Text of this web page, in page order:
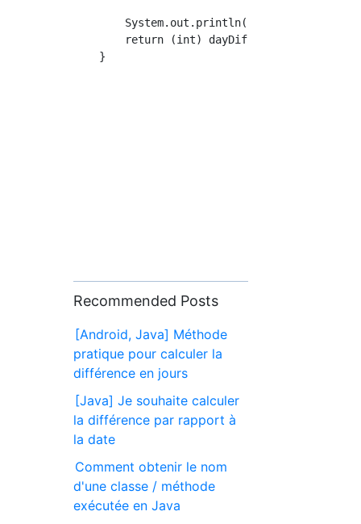
System.out.println( "Différence
        return (int) dayDiff;
    }
Recommended Posts
[Android, Java] Méthode
pratique pour calculer la
différence en jours
[Java] Je souhaite calculer
la différence par rapport à
la date
Comment obtenir le nom
d'une classe / méthode
exécutée en Java